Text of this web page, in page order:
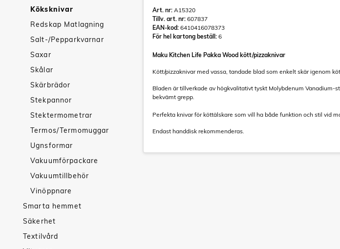
Köksknivar
Redskap Matlagning
Salt-/Pepparkvarnar
Saxar
Skålar
Skärbrädor
Stekpannor
Stektermometrar
Termos/Termomuggar
Ugnsformar
Vakuumförpackare
Vakuumtillbehör
Vinöppnare
Smarta hemmet
Säkerhet
Textilvård
Art. nr: A15320
Tillv. art. nr: 607837
EAN-kod: 6410416078373
För hel kartong beställ: 6
Maku Kitchen Life Pakka Wood kött/pizzaknivar
Kött/pizzaknivar med vassa, tandade blad som enkelt skär igenom
Bladen är tillverkade av högkvalitativt tyskt Molybdenum
bekvämt grepp.
Perfekta knivar för köttälskare som vill ha både funktion och stil vid
Endast handdisk rekommenderas.